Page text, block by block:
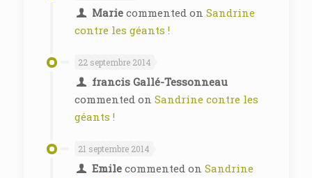
Mariecommented on Sandrine
contre les géants !
22 septembre 2014
francis Gallé-Tessonneau
commented on Sandrine contre les
géants !
21 septembre 2014
Emilecommented on Sandrine